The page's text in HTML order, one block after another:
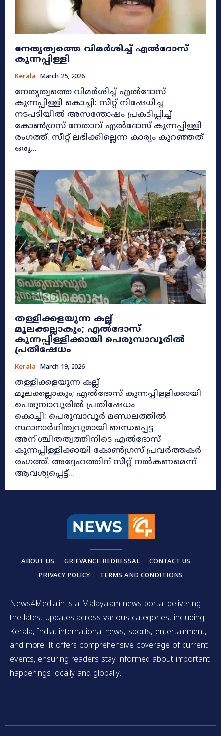
നേതൃത്വത്തെ വിമർശിച്ച് എൽദോസ്
കുന്നപ്പിള്ളി
Kerala March 25, 2026
നേതൃത്വത്തെ വിമർശിച്ച് എൽദോസ്
കുന്നപ്പിള്ളി കൊച്ചി: സീറ്റ് നിഷേധിച്ച
നടപടിയിൽ അസന്തോഷം പ്രകടിപ്പിച്ച്
കോൺഗ്രസ് നേതാവ് എൽദോസ് കുന്നപ്പിള്ളി
രംഗത്ത്. സീറ്റ് ലഭിക്കില്ലെന്ന കാര്യം കുറഞ്ഞത്
ഒരു...
തള്ളിക്കളയുന്ന കല്ല്
മൂലക്കല്ലാകും; എൽദോസ്
കുന്നപ്പിള്ളിക്കായി പെരുമ്പാവൂരിൽ
പ്രതിഷേധം
Kerala March 19, 2026
തള്ളിക്കളയുന്ന കല്ല്
മൂലക്കല്ലാകും; എൽദോസ് കുന്നപ്പിള്ളിക്കായി
പെരുമ്പാവൂരിൽ പ്രതിഷേധം
കൊച്ചി: പെരുമ്പാവൂർ മണ്ഡലത്തിൽ
സ്ഥാനാർഥിത്വവുമായി ബന്ധപ്പെട്ട
അനിശ്ചിതത്വത്തിനിടെ എൽദോസ്
കുന്നപ്പിള്ളിക്കായി കോൺഗ്രസ് പ്രവർത്തകർ
രംഗത്ത്. അദ്ദേഹത്തിന് സീറ്റ് നൽകണമെന്ന്
ആവശ്യപ്പെട്ട്...
ABOUT US GRIEVANCE REDRESSAL
CONTACT US
PRIVACY POLICY
TERMS AND CONDITIONS
News4Media.in is a Malayalam news portal delivering
the latest updates across various categories, including
Kerala, India, international news, sports, entertainment,
and more. It offers comprehensive coverage of current
events, ensuring readers stay informed about important
happenings locally and globally.